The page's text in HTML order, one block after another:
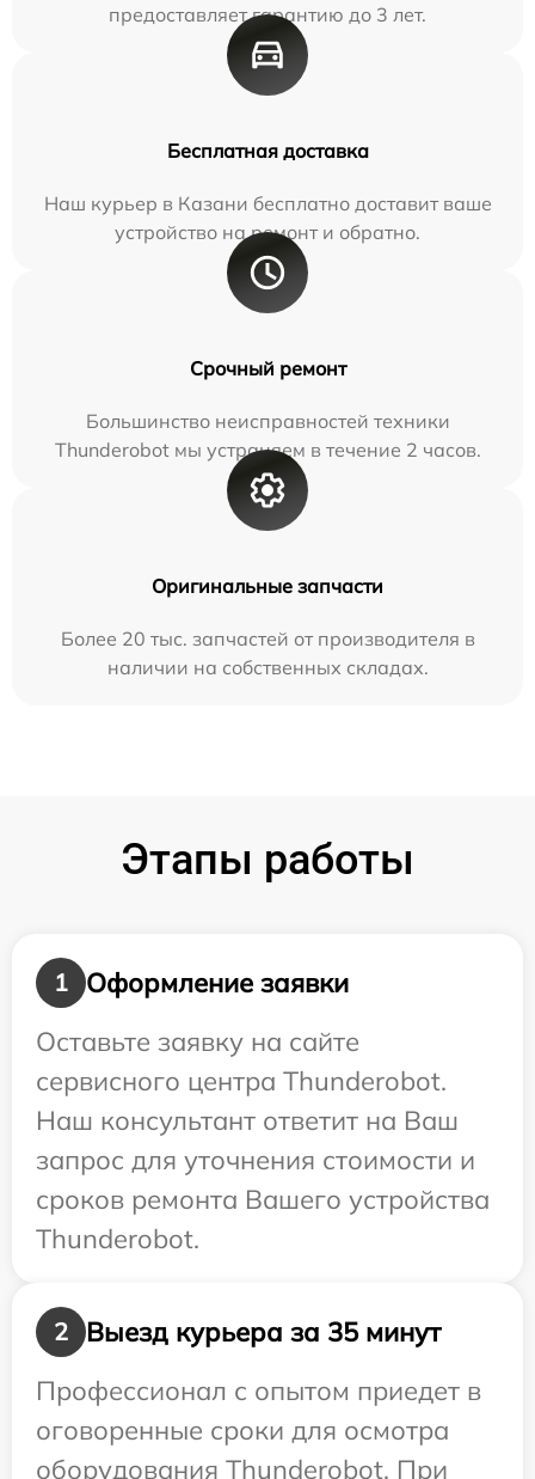
предоставляет гарантию до 3 лет.
Бесплатная доставка
Наш курьер в Казани бесплатно доставит ваше
устройство на ремонт и обратно.
Срочный ремонт
Большинство неисправностей техники
Thunderobot мы устраняем в течение 2 часов.
Оригинальные запчасти
Более 20 тыс. запчастей от производителя в
наличии на собственных складах.
Этапы работы
1
Оформление заявки
Оставьте заявку на сайте
сервисного центра Thunderobot.
Наш консультант ответит на Ваш
запрос для уточнения стоимости и
сроков ремонта Вашего устройства
Thunderobot.
2
Выезд курьера за 35 минут
Профессионал с опытом приедет в
оговоренные сроки для осмотра
оборудования Thunderobot. При